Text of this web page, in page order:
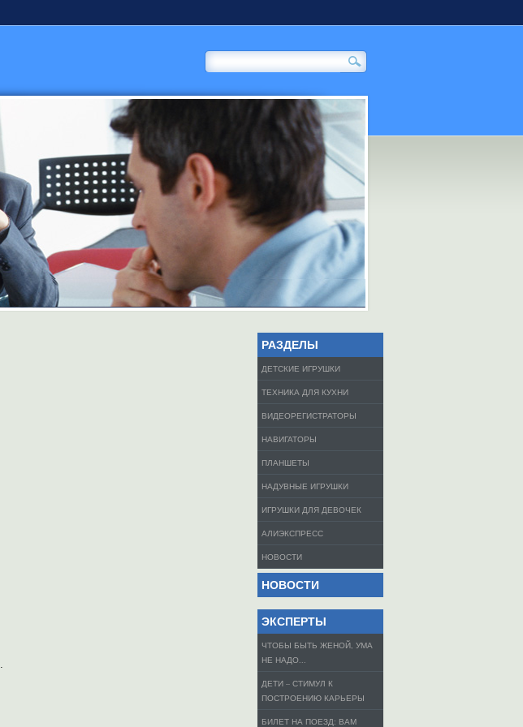
РАЗДЕЛЫ
ДЕТСКИЕ ИГРУШКИ
ТЕХНИКА ДЛЯ КУХНИ
ВИДЕОРЕГИСТРАТОРЫ
НАВИГАТОРЫ
ПЛАНШЕТЫ
НАДУВНЫЕ ИГРУШКИ
ИГРУШКИ ДЛЯ ДЕВОЧЕК
АЛИЭКСПРЕСС
НОВОСТИ
НОВОСТИ
ЭКСПЕРТЫ
ЧТОБЫ БЫТЬ ЖЕНОЙ, УМА
НЕ НАДО...
ДЕТИ – СТИМУЛ К
ПОСТРОЕНИЮ КАРЬЕРЫ
БИЛЕТ НА ПОЕЗД: ВАМ